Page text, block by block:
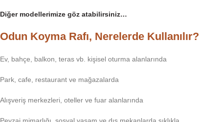
Diğer modellerimize göz atabilirsiniz…
Odun Koyma Rafı, Nerelerde Kullanılır?
Ev, bahçe, balkon, teras vb. kişisel oturma alanlarında
Park, cafe, restaurant ve mağazalarda
Alışveriş merkezleri, oteller ve fuar alanlarında